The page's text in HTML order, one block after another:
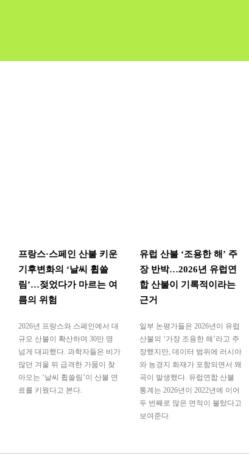
프랑스·스페인 산불 키운
기후변화의 ‘날씨 휩쓸
림’…젖었다가 마르는 여
름의 위험
2026년 프랑스와 스페인에서 대
규모 산불이 확산하며 30만 명
넘게 대피했다. 과학자들은 비가
많던 겨울 뒤 급격한 가뭄이 찾
아오는 ‘날씨 휩쓸림’이 산불 연
료를 키웠다고 본다.
유럽 산불 ‘조용한 해’ 주
장 반박…2026년 유럽연
합 산불이 기록적이라는
근거
일부 논평가들은 2026년이 유럽
산불의 ‘가장 조용한 해’라고 주
장했지만, 데이터 범위에 러시아
와 농경지 화재가 포함되면서 왜
곡이 발생했다. 유럽연합 산불
통계는 2026년이 2022년에 이어
두 번째로 많은 면적이 불탔다고
보여준다.